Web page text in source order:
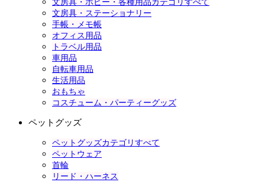
文房具・ホビー・各種用品カテゴリすべて
文房具・ステーショナリー
手帳・メモ帳
オフィス用品
トラベル用品
車用品
自転車用品
生活用品
おもちゃ
コスチューム・パーティーグッズ
ペットグッズ
ペットグッズカテゴリすべて
ペットウェア
首輪
リード・ハーネス